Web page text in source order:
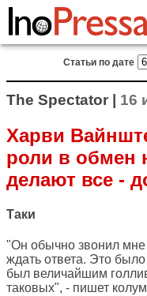
Статьи по дате
The Spectator | 16
Харви
роли в обмен
делают все -
Таки
"Он обычно звонил мне
ждать ответа. Это
был величайшим
таковых", - пишет